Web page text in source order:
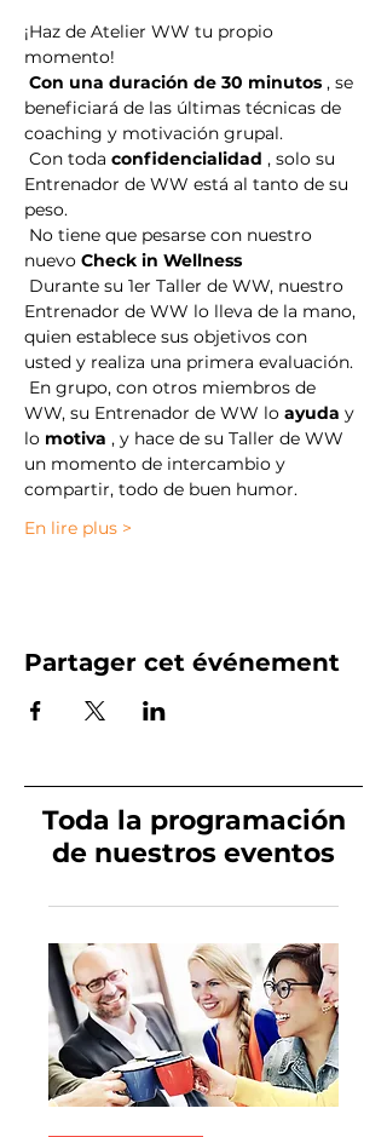
¡Haz de Atelier WW tu propio
momento!
Con una duración de 30 minutos , se
beneficiará de las últimas técnicas de
coaching y motivación grupal.
Con toda confidencialidad , solo su
Entrenador de WW está al tanto de su
peso.
nuevo Check in Wellness
Entrenador de WW lo lleva de la mano,
quien establece sus objetivos con
usted y realiza una primera evaluación.
WW, su Entrenador de WW lo ayuda y
lo motiva , y hace de su Taller de WW
un momento de intercambio y
compartir, todo de buen humor.
En lire plus >
Partager cet événement
Toda la programación
de nuestros eventos